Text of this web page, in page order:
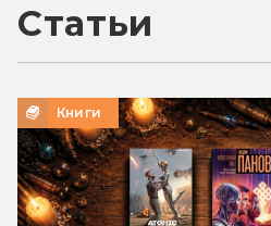
Статьи
Книги